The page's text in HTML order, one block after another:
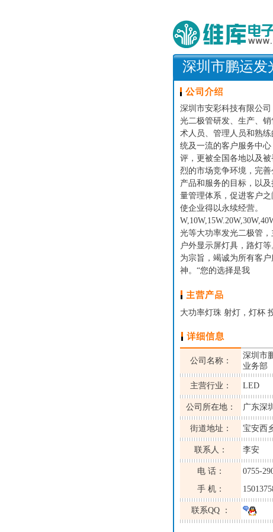
深圳市鹏运发
深圳市安彩科技有限公
光二极管研发、生产、
术人员、管理人员和熟
统及一流的客户服务中
评，更被全国各地以及
烈的市场竞争环境，完
产品和服务的目标，以
量管理体系，促进客户
使企业得以永续经营
光等大功率发光二极管
户外显示屏灯具，路灯
为宗旨，竭诚为所有客
神。“您的选择是我
大功率灯珠 射灯，灯杯
公司名称：
深圳市
业务部
主营行业： LED
公司所在地： 广东深圳
街道地址： 宝安西
联系人： 李安
电 话：
0755-
手 机：
联系QQ ：